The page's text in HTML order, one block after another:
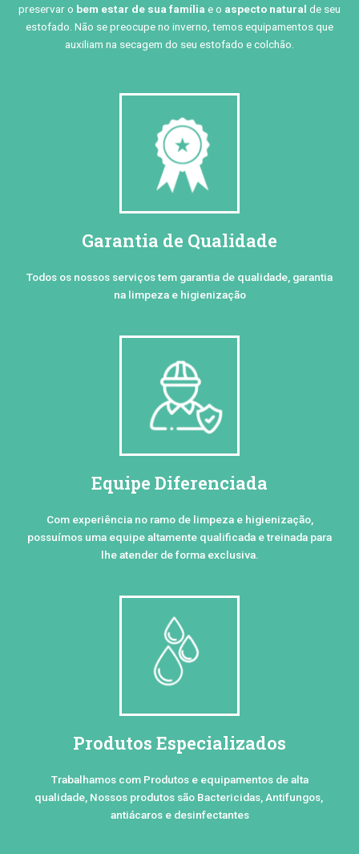
preservar o bem estar de sua família e o aspecto natural de seu
estofado. Não se preocupe no inverno, temos equipamentos que
auxiliam na secagem do seu estofado e colchão.
Garantia de Qualidade
Todos os nossos serviços tem garantia de qualidade, garantia
na limpeza e higienização
Equipe Diferenciada
Com experiência no ramo de limpeza e higienização,
possuímos uma equipe altamente qualificada e treinada para
lhe atender de forma exclusiva.
Produtos Especializados
Trabalhamos com Produtos e equipamentos de alta
qualidade, Nossos produtos são Bactericidas, Antifungos,
antiácaros e desinfectantes